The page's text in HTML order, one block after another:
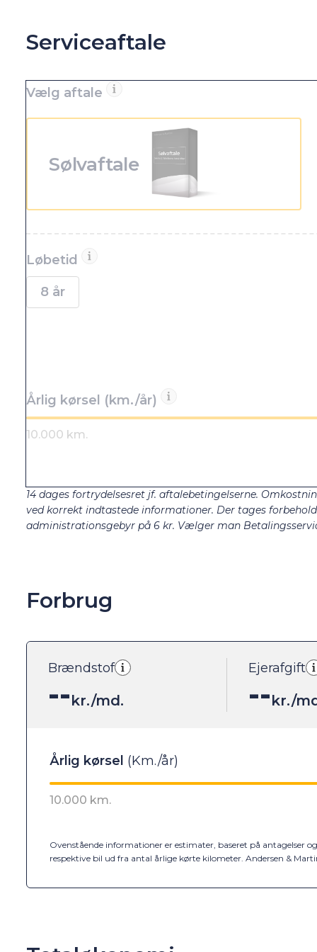
Partikelfilter (DPF)
Nej
Tankstørrelse
Serviceaftale
Vælg aftale
Sølvaftale
Årlig kørsel (km./år)
Løbetid
8 år
14 dages fortrydelsesret jf. aftalebetingelserne.
ved korrekt indtastede informationer. Der tages
administrationsgebyr på 6 kr. Vælger man
Forbrug
Brændstof
--kr./md.
Ejerafgift
--kr./
Ovenstående informationer er estimater, baseret på antagelser
respektive bil ud fra antal årlige kørte kilometer. Andersen &